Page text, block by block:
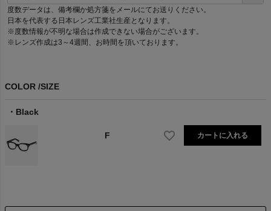
必
須
)
度数データは、備考欄か処方箋をメールにてお送りください。
日本を代表する日本レンズ工業社生産となります。
※度数情報が不明な場合は作成できない場合がございます。
※レンズ作成は3～4週間、お時間を頂いております。
COLOR SIZE
Black
F カートに入れる